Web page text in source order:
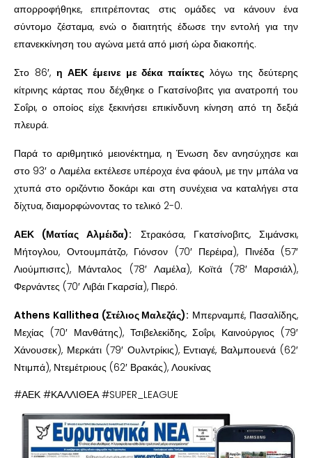
απορροφήθηκε, επιτρέποντας στις ομάδες να κάνουν ένα
σύντομο ζέσταμα, ενώ ο διαιτητής έδωσε την εντολή για την
επανεκκίνηση του αγώνα μετά από μισή ώρα διακοπής.
Στο 86′, η ΑΕΚ έμεινε με δέκα παίκτες λόγω της δεύτερης
κίτρινης κάρτας που δέχθηκε ο Γκατσίνοβιτς για ανατροπή του
Σοΐρι, ο οποίος είχε ξεκινήσει επικίνδυνη κίνηση από τη δεξιά
πλευρά.
Παρά το αριθμητικό μειονέκτημα, η Ένωση δεν ανησύχησε και
στο 93′ ο Λαμέλα εκτέλεσε υπέροχα ένα φάουλ, με την μπάλα να
χτυπά στο οριζόντιο δοκάρι και στη συνέχεια να καταλήγει στα
δίχτυα, διαμορφώνοντας το τελικό 2-0.
ΑΕΚ (Ματίας Αλμέιδα): Στρακόσα, Γκατσίνοβιτς, Σιμάνσκι,
Μήτογλου, Οντουμπάτζο, Γιόνσον (70′ Περέιρα), Πινέδα (57′
Λιούμπισιτς), Μάνταλος (78′ Λαμέλα), Κοϊτά (78′ Μαρσιάλ),
Φερνάντες (70′ Λιβάι Γκαρσία), Πιερό.
Athens Kallithea (Στέλιος Μαλεζάς): Μπερναμπέ, Πασαλίδης,
Μεχίας (70′ Μανθάτης), Τσιβελεκίδης, Σοΐρι, Καινούργιος (79′
Χάνουσεκ), Μερκάτι (79′ Ουλντρίκις), Εντιαγέ, Βαλμπουενά (62′
Ντιμπά), Ντεμέτριους (62′ Βρακάς), Λουκίνας
#ΑΕΚ #ΚΑΛΛΙΘΕΑ #SUPER_LEAGUE